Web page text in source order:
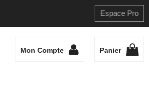
Espace Pro
Mon Compte Panier